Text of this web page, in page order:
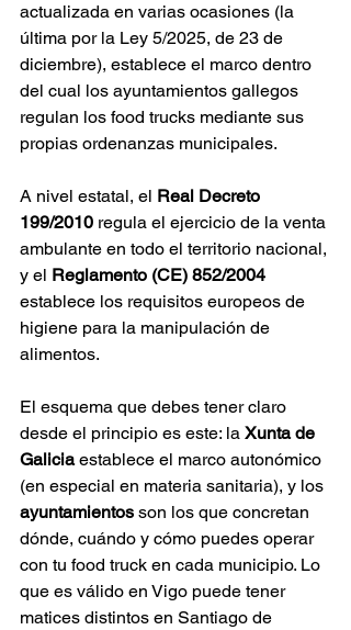
actualizada en varias ocasiones (la
última por la Ley 5/2025, de 23 de
diciembre), establece el marco dentro
del cual los ayuntamientos gallegos
regulan los food trucks mediante sus
propias ordenanzas municipales.
A nivel estatal, el Real Decreto
199/2010 regula el ejercicio de la venta
ambulante en todo el territorio nacional,
y el Reglamento (CE) 852/2004
establece los requisitos europeos de
higiene para la manipulación de
alimentos.
El esquema que debes tener claro
desde el principio es este: la Xunta de
Galicia establece el marco autonómico
(en especial en materia sanitaria), y los
ayuntamientos son los que concretan
dónde, cuándo y cómo puedes operar
con tu food truck en cada municipio. Lo
que es válido en Vigo puede tener
matices distintos en Santiago de